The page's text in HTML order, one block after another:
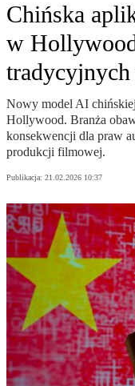
Chińska
w
Nowy model AI
Hollywood. Branża
konsekwencji dla praw
produkcji filmowej.
Publikacja: 21.02.2026 10:37